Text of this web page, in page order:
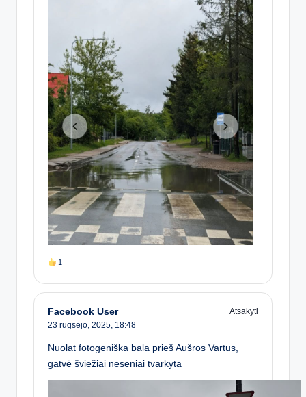
1
Facebook User
Atsakyti
23 rugsėjo, 2025, 18:48
Nuolat fotogeniška bala prieš Aušros Vartus,
gatvė šviežiai neseniai tvarkyta